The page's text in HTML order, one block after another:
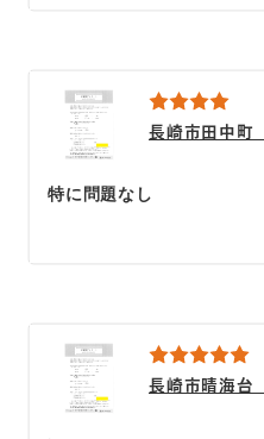
長崎市田中
特に問題なし
長崎市晴海